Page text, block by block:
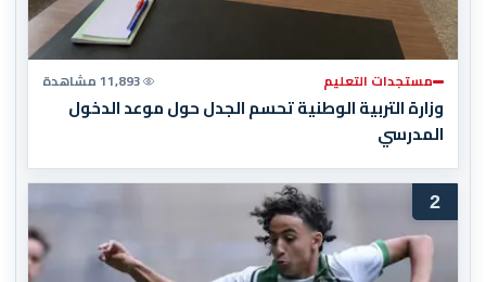
مستجدات التعليم 11,893 مشاهدة
وزارة التربية الوطنية تحسم الجدل حول موعد الدخول
المدرسي
2